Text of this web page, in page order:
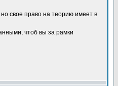
свое право на теорию имеет в
чтоб вы за рамки